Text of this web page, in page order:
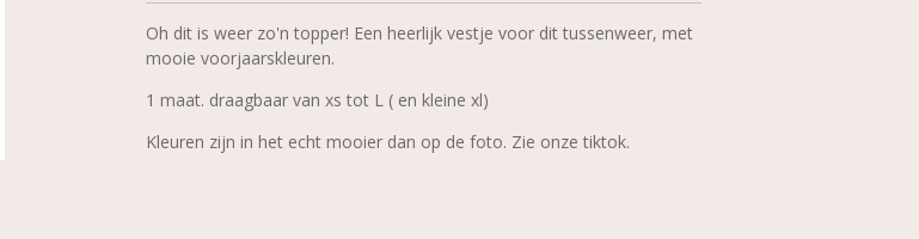
Oh dit is weer zo'n topper! Een heerlijk vestje voor dit tussenweer, met
mooie voorjaarskleuren.
1 maat. draagbaar van xs tot L ( en kleine xl)
Kleuren zijn in het echt mooier dan op de foto. Zie onze tiktok.